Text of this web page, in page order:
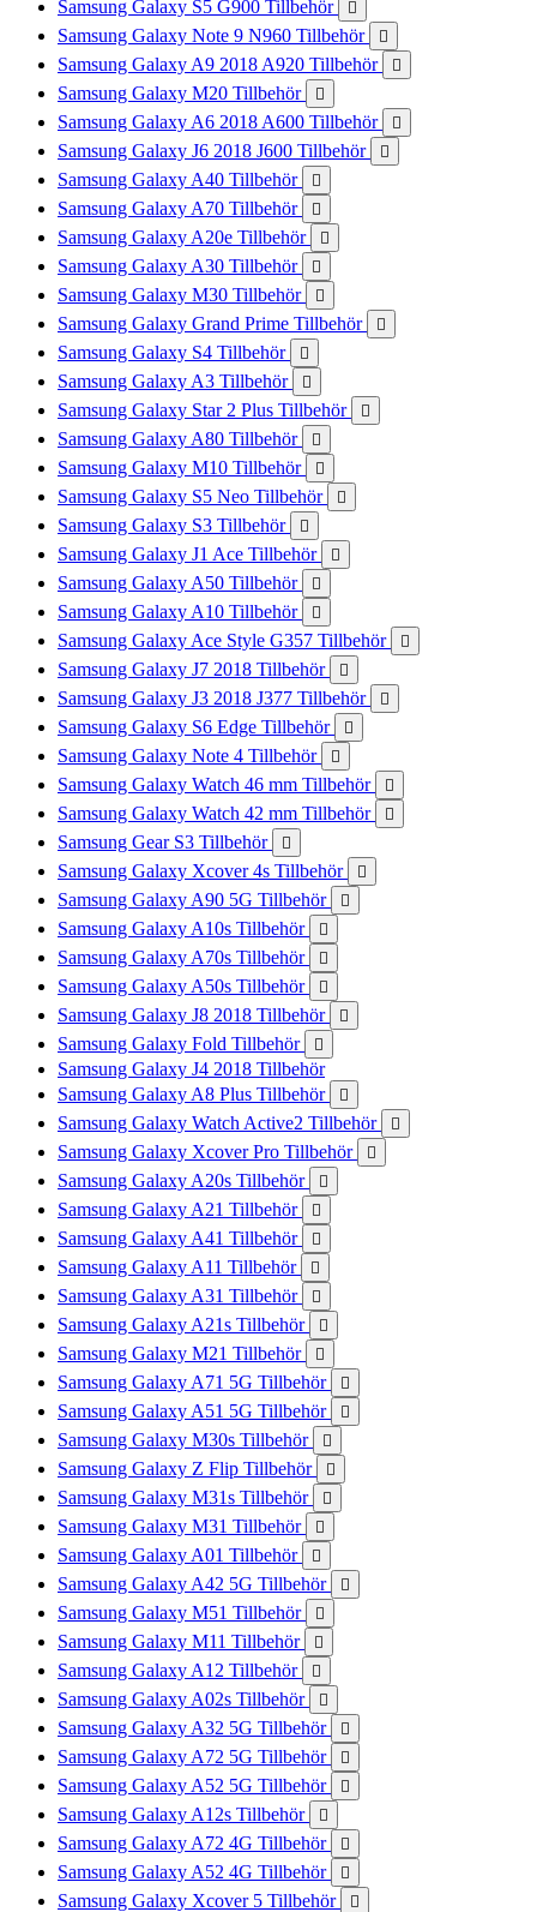
Samsung Galaxy S5 G900 Tillbehör 
Samsung Galaxy Note 9 N960 Tillbehör 
Samsung Galaxy A9 2018 A920 Tillbehör 
Samsung Galaxy M20 Tillbehör 
Samsung Galaxy A6 2018 A600 Tillbehör 
Samsung Galaxy J6 2018 J600 Tillbehör 
Samsung Galaxy A40 Tillbehör 
Samsung Galaxy A70 Tillbehör 
Samsung Galaxy A20e Tillbehör 
Samsung Galaxy A30 Tillbehör 
Samsung Galaxy M30 Tillbehör 
Samsung Galaxy Grand Prime Tillbehör 
Samsung Galaxy S4 Tillbehör 
Samsung Galaxy A3 Tillbehör 
Samsung Galaxy Star 2 Plus Tillbehör 
Samsung Galaxy A80 Tillbehör 
Samsung Galaxy M10 Tillbehör 
Samsung Galaxy S5 Neo Tillbehör 
Samsung Galaxy S3 Tillbehör 
Samsung Galaxy J1 Ace Tillbehör 
Samsung Galaxy A50 Tillbehör 
Samsung Galaxy A10 Tillbehör 
Samsung Galaxy Ace Style G357 Tillbehör 
Samsung Galaxy J7 2018 Tillbehör 
Samsung Galaxy J3 2018 J377 Tillbehör 
Samsung Galaxy S6 Edge Tillbehör 
Samsung Galaxy Note 4 Tillbehör 
Samsung Galaxy Watch 46 mm Tillbehör 
Samsung Galaxy Watch 42 mm Tillbehör 
Samsung Gear S3 Tillbehör 
Samsung Galaxy Xcover 4s Tillbehör 
Samsung Galaxy A90 5G Tillbehör 
Samsung Galaxy A10s Tillbehör 
Samsung Galaxy A70s Tillbehör 
Samsung Galaxy A50s Tillbehör 
Samsung Galaxy J8 2018 Tillbehör 
Samsung Galaxy Fold Tillbehör 
Samsung Galaxy J4 2018 Tillbehör
Samsung Galaxy A8 Plus Tillbehör

Samsung Galaxy Watch Active2 Tillbehör 
Samsung Galaxy Xcover Pro Tillbehör 
Samsung Galaxy A20s Tillbehör 
Samsung Galaxy A21 Tillbehör 
Samsung Galaxy A41 Tillbehör 
Samsung Galaxy A11 Tillbehör 
Samsung Galaxy A31 Tillbehör 
Samsung Galaxy A21s Tillbehör 
Samsung Galaxy M21 Tillbehör 
Samsung Galaxy A71 5G Tillbehör 
Samsung Galaxy A51 5G Tillbehör 
Samsung Galaxy M30s Tillbehör 
Samsung Galaxy Z Flip Tillbehör 
Samsung Galaxy M31s Tillbehör 
Samsung Galaxy M31 Tillbehör 
Samsung Galaxy A01 Tillbehör 
Samsung Galaxy A42 5G Tillbehör 
Samsung Galaxy M51 Tillbehör 
Samsung Galaxy M11 Tillbehör 
Samsung Galaxy A12 Tillbehör 
Samsung Galaxy A02s Tillbehör 
Samsung Galaxy A32 5G Tillbehör 
Samsung Galaxy A72 5G Tillbehör 
Samsung Galaxy A52 5G Tillbehör 
Samsung Galaxy A12s Tillbehör 
Samsung Galaxy A72 4G Tillbehör 
Samsung Galaxy A52 4G Tillbehör 
Samsung Galaxy Xcover 5 Tillbehör 